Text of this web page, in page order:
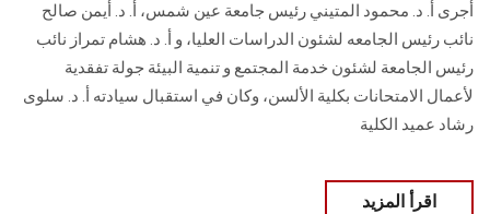
أجرى أ. د. محمود المتيني رئيس جامعة عين شمس، أ. د. أيمن صالح
نائب رئيس الجامعه لشئون الدراسات العليا، و أ. د. هشام تمراز نائب
رئيس الجامعة لشئون خدمة المجتمع و تنمية البيئة جولة تفقدية
لأعمال الامتحانات بكلية الألسن، وكان في استقبال سيادته أ. د. سلوى
رشاد عميد الكلية
اقرأ المزيد